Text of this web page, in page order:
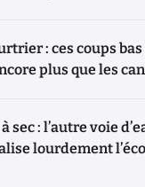
: ces coups
plus que les
sec : l’autre voie
lourdement